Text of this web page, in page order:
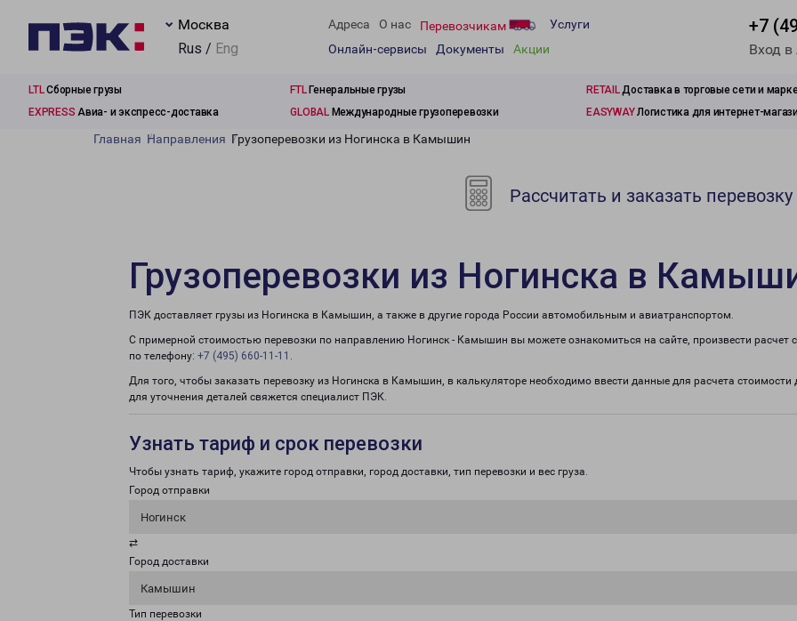
Москва
Rus / Eng
Адреса О нас Перевозчикам
Услуги
Онлайн-сервисы
Документы Акции
+7
Вход
LTLСборные грузы FTLГенеральные грузы RETAILДоставка в торговые сети и
EXPRESS Авиа- и экспресс-доставка GLOBALМеждународные грузоперевозки EASYWAYЛогистика для интернет-
Главная Направления Грузоперевозки из Ногинска в Камышин
Рассчитать и заказать перевозку
Грузоперевозки из Ногинска в
ПЭК доставляет грузы из Ногинска в Камышин, а также в другие города России автомобильным и авиатранспортом.
С примерной стоимостью перевозки по направлению Ногинск - Камышин вы можете ознакомиться на сайте, произвести
по телефону: +7 (495) 660-11-11 .
Для того, чтобы заказать перевозку из Ногинска в Камышин, в калькуляторе необходимо ввести данные для расчета
для уточнения деталей свяжется специалист ПЭК.
Узнать тариф и срок перевозки
Чтобы узнать тариф, укажите город отправки, город доставки, тип перевозки и вес груза.
Город отправки
Ногинск
⇄
Город доставки
Камышин
Тип перевозки